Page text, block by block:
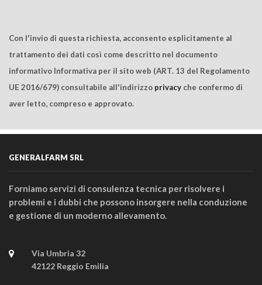
Con l'invio di questa richiesta, acconsento esplicitamente al
trattamento dei dati così come descritto nel documento
informativo Informativa per il sito web (ART. 13 del Regolamento
UE 2016/679) consultabile all'indirizzo privacy che confermo di
aver letto, compreso e approvato.
GENERALFARM SRL
Forniamo servizi di consulenza tecnica per risolvere i
problemi e i dubbi che possono insorgere nella conduzione
e gestione di un moderno allevamento.
Via Umbria 32
42122 Reggio Emilia